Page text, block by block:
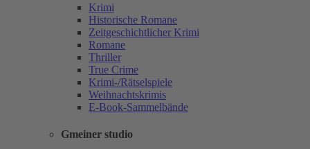
Krimi
Historische Romane
Zeitgeschichtlicher Krimi
Romane
Thriller
True Crime
Krimi-/Rätselspiele
Weihnachtskrimis
E-Book-Sammelbände
Gmeiner studio